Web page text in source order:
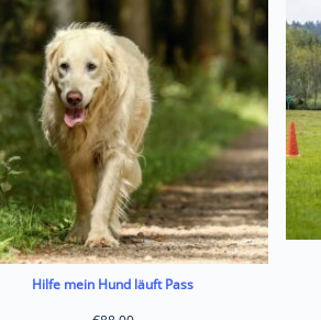
Hilfe mein Hund läuft Pass